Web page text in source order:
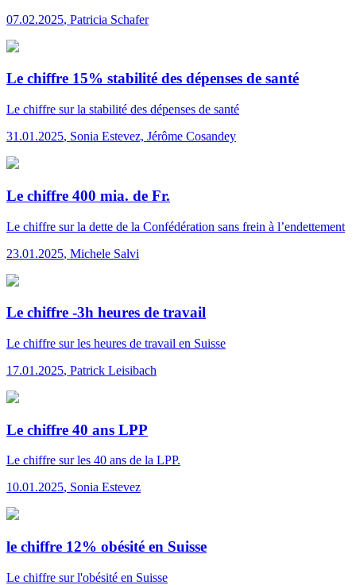
07.02.2025, Patricia Schafer
Le chiffre 15% stabilité des dépenses de santé
Le chiffre sur la stabilité des dépenses de santé
31.01.2025, Sonia Estevez, Jérôme Cosandey
Le chiffre 400 mia. de Fr.
Le chiffre sur la dette de la Confédération sans frein à l’endettement
23.01.2025, Michele Salvi
Le chiffre -3h heures de travail
Le chiffre sur les heures de travail en Suisse
17.01.2025, Patrick Leisibach
Le chiffre 40 ans LPP
Le chiffre sur les 40 ans de la LPP.
10.01.2025, Sonia Estevez
le chiffre 12% obésité en Suisse
Le chiffre sur l'obésité en Suisse